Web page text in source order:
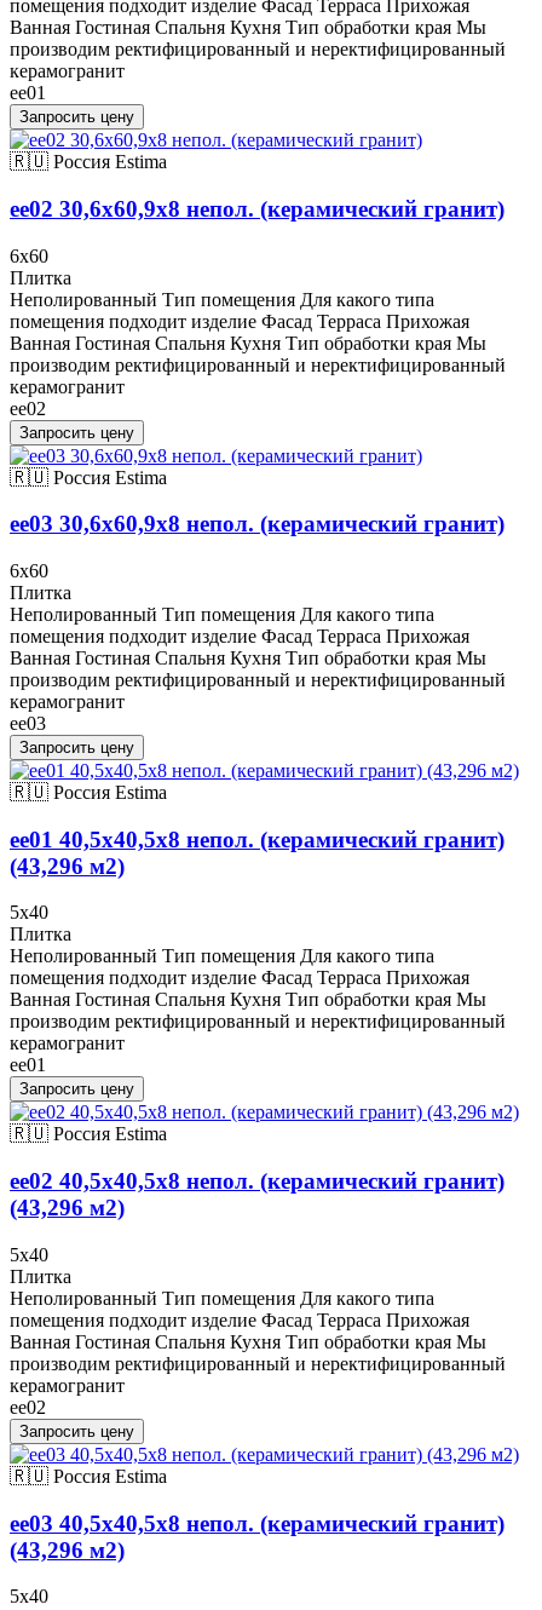
помещения подходит изделие Фасад Терраса Прихожая
Ванная Гостиная Спальня Кухня Тип обработки края Мы
производим ректифицированный и неректифицированный
керамогранит
ee01
Запросить цену
🇷🇺 Россия Estima
ee02 30,6x60,9x8 непол. (керамический гранит)
6x60
Плитка
Неполированный Тип помещения Для какого типа
помещения подходит изделие Фасад Терраса Прихожая
Ванная Гостиная Спальня Кухня Тип обработки края Мы
производим ректифицированный и неректифицированный
керамогранит
ee02
Запросить цену
🇷🇺 Россия Estima
ee03 30,6x60,9x8 непол. (керамический гранит)
6x60
Плитка
Неполированный Тип помещения Для какого типа
помещения подходит изделие Фасад Терраса Прихожая
Ванная Гостиная Спальня Кухня Тип обработки края Мы
производим ректифицированный и неректифицированный
керамогранит
ee03
Запросить цену
🇷🇺 Россия Estima
ee01 40,5x40,5х8 непол. (керамический гранит)
(43,296 м2)
5x40
Плитка
Неполированный Тип помещения Для какого типа
помещения подходит изделие Фасад Терраса Прихожая
Ванная Гостиная Спальня Кухня Тип обработки края Мы
производим ректифицированный и неректифицированный
керамогранит
ee01
Запросить цену
🇷🇺 Россия Estima
ee02 40,5x40,5х8 непол. (керамический гранит)
(43,296 м2)
5x40
Плитка
Неполированный Тип помещения Для какого типа
помещения подходит изделие Фасад Терраса Прихожая
Ванная Гостиная Спальня Кухня Тип обработки края Мы
производим ректифицированный и неректифицированный
керамогранит
ee02
Запросить цену
🇷🇺 Россия Estima
ee03 40,5x40,5х8 непол. (керамический гранит)
(43,296 м2)
5x40